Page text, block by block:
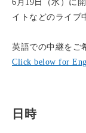
6月19日（水）に
イトなどのライブ
英語での中継をご
Click below for
日時